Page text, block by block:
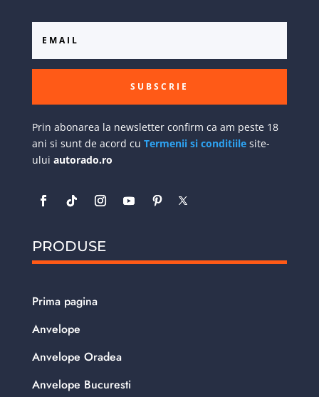
SUBSCRIE
Prin abonarea la newsletter confirm ca am peste 18
ani si sunt de acord cu Termenii si conditiilesite-
ului autorado.ro
PRODUSE
Prima pagina
Anvelope
Anvelope Oradea
Anvelope Bucuresti